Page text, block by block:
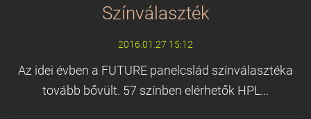
Színválaszték
2016.01.27 15:12
Az idei évben a FUTURE panelcslád színválasztéka
tovább bővült. 57 színben elérhetők HPL...